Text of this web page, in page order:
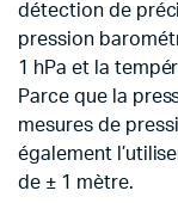
détection de
pression
1 hPa et la
Parce que la
mesures de
également
de ± 1 mètre.